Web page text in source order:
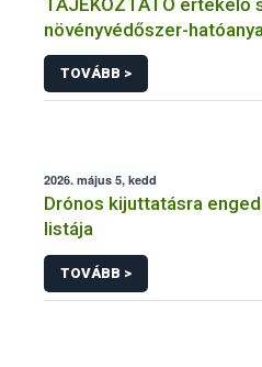
növényvédőszer-
engedélyezésére,
meghosszabbítására
eljárásba
TOVÁBB >
2026. május 5, kedd
Drónos kijuttatásra
listája
TOVÁBB >